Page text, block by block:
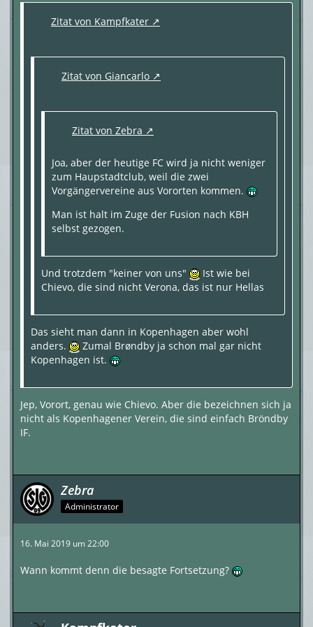
Zitat von Kampfkater
Zitat von Giancarlo
Zitat von Zebra
Joa, aber der heutige FC wird ja nicht weniger
zum Haupstadtclub, weil die zwei
Vorgängervereine aus Vororten kommen.
Man ist halt im Zuge der Fusion nach KBH
selbst gezogen.
Und trotzdem "keiner von uns"
Ist wie bei
Chievo, die sind nicht Verona, das ist nur Hellas
Das sieht man dann in Kopenhagen aber wohl
anders.
Zumal Brøndby ja schon mal gar nicht
Kopenhagen ist.
Jep, Vorort, genau wie Chievo. Aber die bezeichnen sich ja
nicht als Kopenhagener Verein, die sind einfach Bröndby
IF.
Zebra
Administrator
16. Mai 2019 um 22:00
Wann kommt denn die besagte Fortsetzung?